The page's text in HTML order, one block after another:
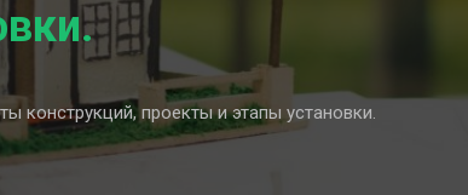
конструкций, проекты и этапы установки.